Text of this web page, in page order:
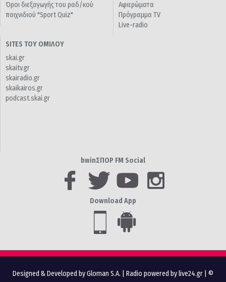
Όροι διεξαγωγής του ραδ/κού
παιχνιδιού "Sport Quiz"
Αφιερώματα
Πρόγραμμα TV
Live-radio
SITES ΤΟΥ ΟΜΙΛΟΥ
skai.gr
skaitv.gr
skairadio.gr
skaikairos.gr
podcast.skai.gr
bwinΣΠΟΡ FM Social
Download App
Designed & Developed by Gloman S.A. Radio powered by live24.gr | ©